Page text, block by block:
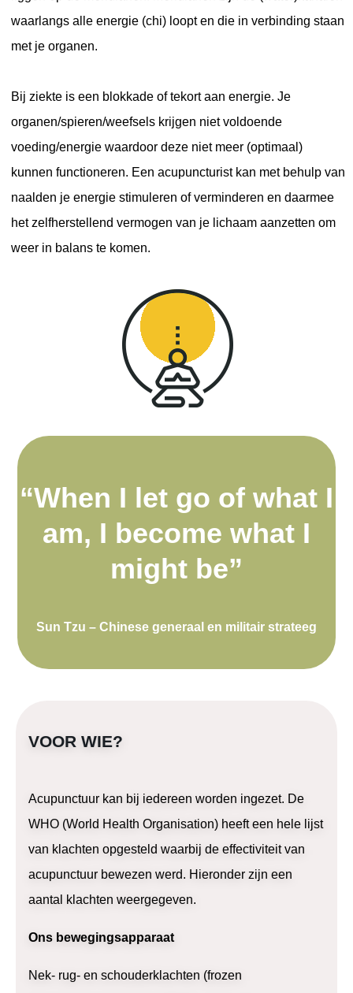
waarlangs alle energie (chi) loopt en die in verbinding staan
met je organen.
Bij ziekte is een blokkade of tekort aan energie. Je
organen/spieren/weefsels krijgen niet voldoende
voeding/energie waardoor deze niet meer (optimaal)
kunnen functioneren. Een acupuncturist kan met behulp van
naalden je energie stimuleren of verminderen en daarmee
het zelfherstellend vermogen van je lichaam aanzetten om
weer in balans te komen.
“When I let go of what I
am, I become what I
might be”
Sun Tzu – Chinese generaal en militair strateeg
VOOR WIE?
Acupunctuur kan bij iedereen worden ingezet. De
WHO (World Health Organisation) heeft een hele lijst
van klachten opgesteld waarbij de effectiviteit van
acupunctuur bewezen werd. Hieronder zijn een
aantal klachten weergegeven.
Ons bewegingsapparaat
Nek- rug- en schouderklachten (frozen